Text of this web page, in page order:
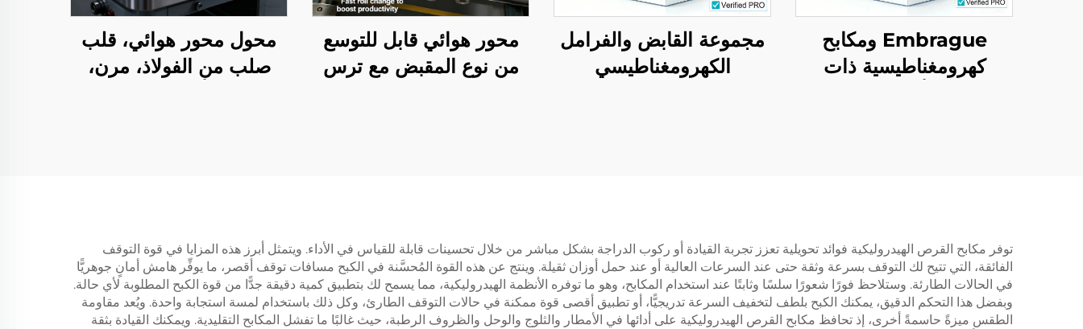
Embrague ومكابح
كهرومغناطيسية ذات
مجموعة القابض والفرامل
الكهرومغناطيسي
محور هوائي قابل للتوسع
من نوع المقبض مع ترس
محول محور هوائي، قلب
صلب من الفولاذ، مرن،
توفر مكابح القرص الهيدروليكية فوائد تحويلية تعزز تجربة القيادة أو ركوب الدراجة بشكل مباشر من خلال تحسينات قابلة للقياس في الأداء. ويتمثل أبرز هذه المزايا في قوة التوقف
الفائقة، التي تتيح لك التوقف بسرعة وثقة حتى عند السرعات العالية أو عند حمل أوزان ثقيلة. وينتج عن هذه القوة المُحسَّنة في الكبح مسافات توقف أقصر، ما يوفِّر هامش أمانٍ جوهريًّا
في الحالات الطارئة. وستلاحظ فورًا شعورًا سلسًا وثابتًا عند استخدام المكابح، وهو ما توفره الأنظمة الهيدروليكية، مما يسمح لك بتطبيق كمية دقيقة جدًّا من قوة الكبح المطلوبة لأي حالة.
وبفضل هذا التحكم الدقيق، يمكنك الكبح بلطف لتخفيف السرعة تدريجيًّا، أو تطبيق أقصى قوة ممكنة في حالات التوقف الطارئ، وكل ذلك باستخدام لمسة استجابة واحدة. ويُعد مقاومة
الطقس ميزةً حاسمةً أخرى، إذ تحافظ مكابح القرص الهيدروليكية على أدائها في الأمطار والثلوج والوحل والظروف الرطبة، حيث غالبًا ما تفشل المكابح التقليدية. ويمكنك القيادة بثقة